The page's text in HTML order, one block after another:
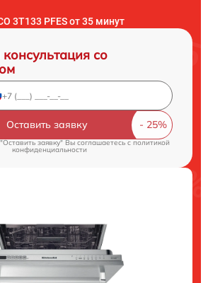
3T133 PFES от 35 минут
со
Оставить заявку
заявку" Вы соглашаетесь cполитикой
конфиденциальности